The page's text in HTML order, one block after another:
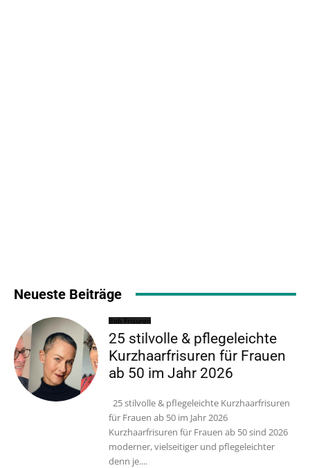
Neueste Beiträge
Bob Frisuren
25 stilvolle & pflegeleichte
Kurzhaarfrisuren für Frauen
ab 50 im Jahr 2026
25 stilvolle & pflegeleichte Kurzhaarfrisuren
für Frauen ab 50 im Jahr 2026
Kurzhaarfrisuren für Frauen ab 50 sind 2026
moderner, vielseitiger und pflegeleichter
denn je....